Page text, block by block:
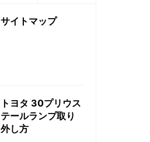
サイトマップ
トヨタ 30プリウス
テールランプ取り
外し方